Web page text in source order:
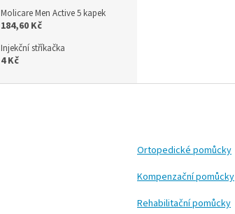
Molicare Men Active 5 kapek
184,60 Kč
Injekční stříkačka
4 Kč
Ortopedické pomůcky
Kompenzační pomůcky
Rehabilitační pomůcky